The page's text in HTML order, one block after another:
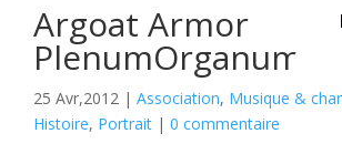
Argoat Armor
PlenumOrganum
25 Avr,2012 | Association, Musique &
Histoire, Portrait | 0 commentaire